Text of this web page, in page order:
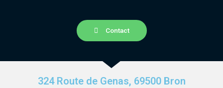
Contact
324 Route de Genas, 69500 Bron